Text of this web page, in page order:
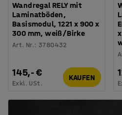
Wandregal RELY mit
Laminatböden,
Basismodul, 1221 x 900 x
300 mm, weiß/Birke
Art. Nr.:3780432
145,- €
Exkl. USt.
KAUFEN